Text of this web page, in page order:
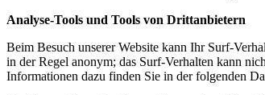
Analyse-Tools und Tools von Drittanbietern
Beim Besuch unserer Website kann Ihr Surf-
in der Regel anonym; das Surf-Verhalten kann
Informationen dazu finden Sie in der folgenden